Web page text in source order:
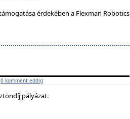
érdekében a Flexman Robotics
0 komment eddig
pályázat.